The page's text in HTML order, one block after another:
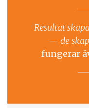
Resultat
— de
fungerar